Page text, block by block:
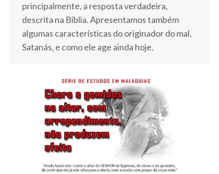
principalmente, a resposta verdadeira,
descrita na Bíblia. Apresentamos também
algumas características do originador do mal,
Satanás, e como ele age ainda hoje.